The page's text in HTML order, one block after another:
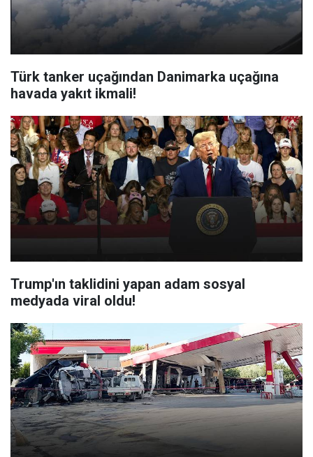
Türk tanker uçağından Danimarka uçağına
havada yakıt ikmali!
Trump'ın taklidini yapan adam sosyal
medyada viral oldu!